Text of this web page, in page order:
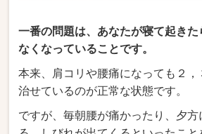
一番の問題は、あなたが寝て起き
なくなっていることです。
本来、肩コリや腰痛になっても２，
治せているのが正常な状態です。
ですが、毎朝腰が痛かったり、夕方